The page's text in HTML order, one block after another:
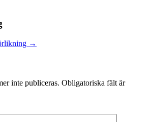
→
inte publiceras. Obligatoriska fält är